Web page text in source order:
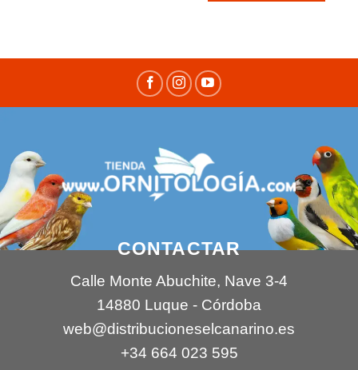
CONTACTAR
Calle Monte Abuchite, Nave 3-4
14880 Luque - Córdoba
web@distribucioneselcanarino.es
+34 664 023 595